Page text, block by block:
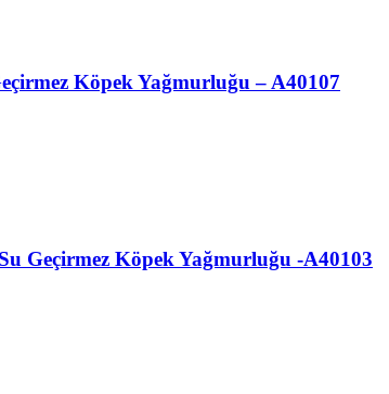
Köpek Yağmurluğu – A40107
Geçirmez Köpek Yağmurluğu -A40103